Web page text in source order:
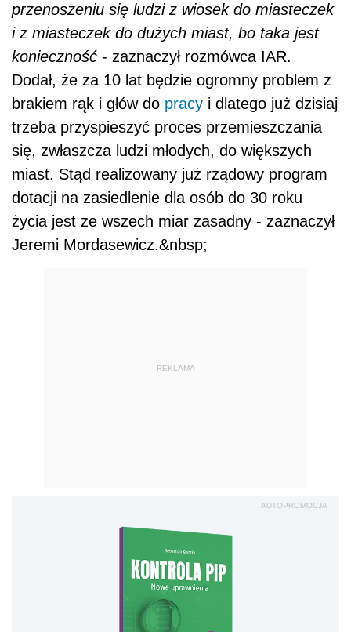
przenoszeniu się ludzi z wiosek do miasteczek
i z miasteczek do dużych miast, bo taka jest
konieczność - zaznaczył rozmówca IAR.
Dodał, że za 10 lat będzie ogromny problem z
brakiem rąk i głów do pracy i dlatego już dzisiaj
trzeba przyspieszyć proces przemieszczania
się, zwłaszcza ludzi młodych, do większych
miast. Stąd realizowany już rządowy program
dotacji na zasiedlenie dla osób do 30 roku
życia jest ze wszech miar zasadny - zaznaczył
Jeremi Mordasewicz.&nbsp;
REKLAMA
AUTOPROMOCJA